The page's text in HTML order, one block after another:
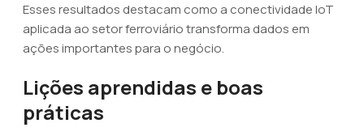
Esses resultados destacam como a conectividade IoT
aplicada ao setor ferroviário transforma dados em
ações importantes para o negócio.
Lições aprendidas e boas
práticas